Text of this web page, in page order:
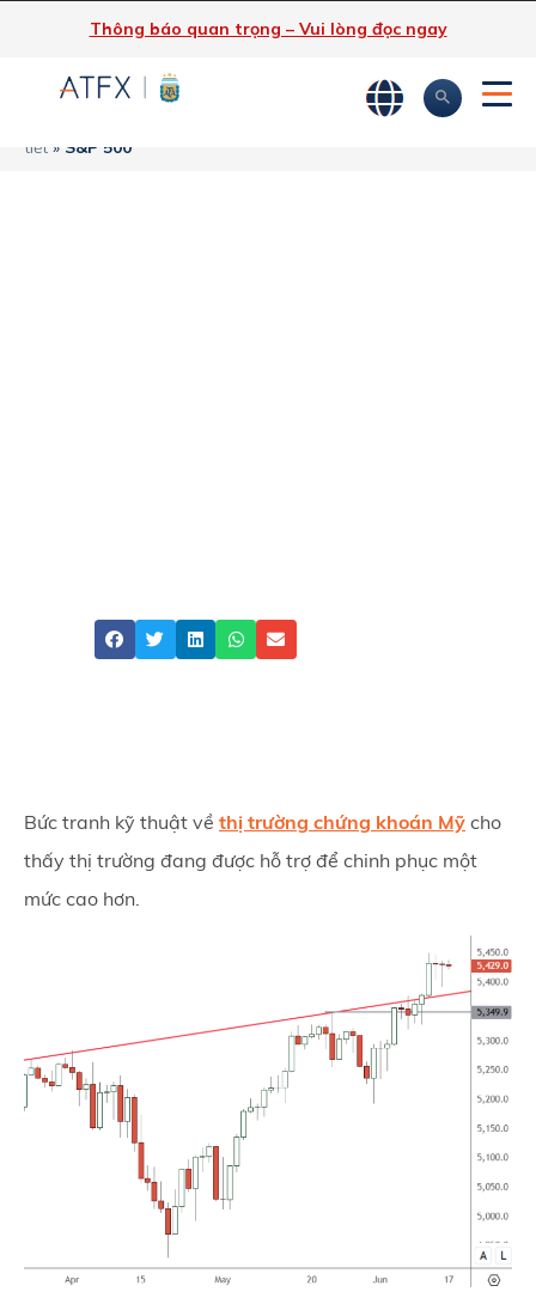
Thông báo quan trọng – Vui lòng đọc ngay
Tin tức thị trường & Thông tin chi
tiết » S&P 500
Bức tranh kỹ thuật về thị trường chứng khoán Mỹ cho
thấy thị trường đang được hỗ trợ để chinh phục một
mức cao hơn.